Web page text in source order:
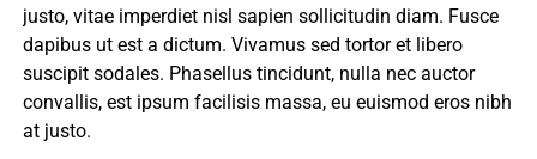
justo, vitae imperdiet nisl sapien sollicitudin diam. Fusce
dapibus ut est a dictum. Vivamus sed tortor et libero
suscipit sodales. Phasellus tincidunt, nulla nec auctor
convallis, est ipsum facilisis massa, eu euismod eros nibh
at justo.